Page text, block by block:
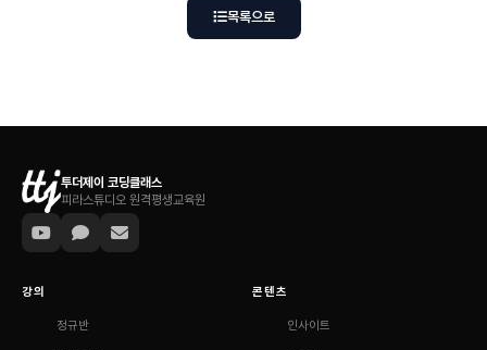
목록으로
투더제이 코딩클래스
피라스튜디오 원격평생교육원
강의
정규반
콘텐츠
인사이트